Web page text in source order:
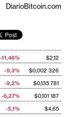
DiarioBitcoin.com
-11,46%
$2,12
-9,3%
$0,002 326
-9,2%
$0,135 781
-6,27%
$0,101 187
-5,1%
$4,65